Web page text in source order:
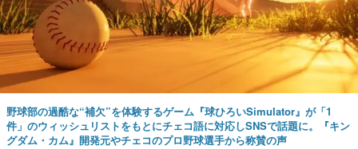
野球部の過酷な“補欠”を体験するゲーム『球ひろいSimulator』が「1
件」のウィッシュリストをもとにチェコ語に対応しSNSで話題に。『キン
グダム・カム』開発元やチェコのプロ野球選手から称賛の声